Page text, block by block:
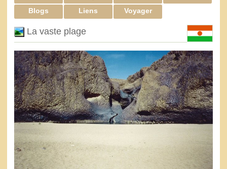
Blogs
Liens Voyager
La vaste plage